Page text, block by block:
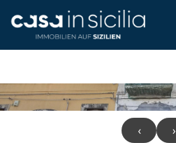
‹ ›